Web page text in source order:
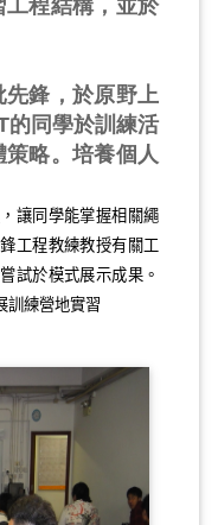
程結構，並於
鋒，於原野上
的同學於訓練活
略。培養個人
讓同學能掌握相關繩
工程教練教授有關工
試於模式展示成果。
訓練營地實習